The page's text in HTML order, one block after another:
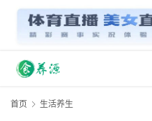
首页 生活养生